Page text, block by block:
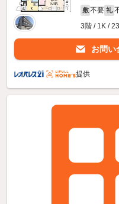
敷 不要 礼
3階 / 1K /
お問い
提供